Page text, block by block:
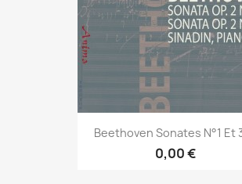
Beethoven Sonates N°1 Et
0,00 €